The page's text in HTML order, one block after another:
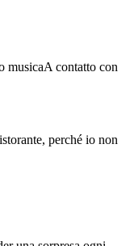
musicaA contatto con
perché io non